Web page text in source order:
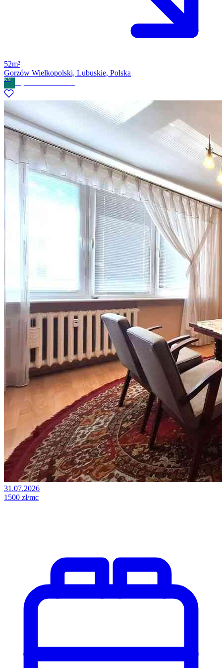
52m²
Gorzów Wielkopolski, Lubuskie, Polska
KN
31.07.2026
1500 zł/mc